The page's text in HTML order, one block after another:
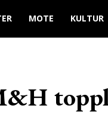
MOTE KULTUR